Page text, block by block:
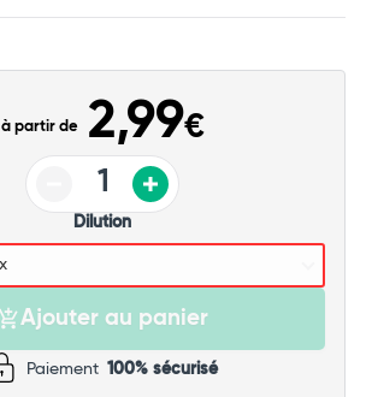
à partir de 2,99€
Dilution
Ajouter au panier
Paiement 100% sécurisé